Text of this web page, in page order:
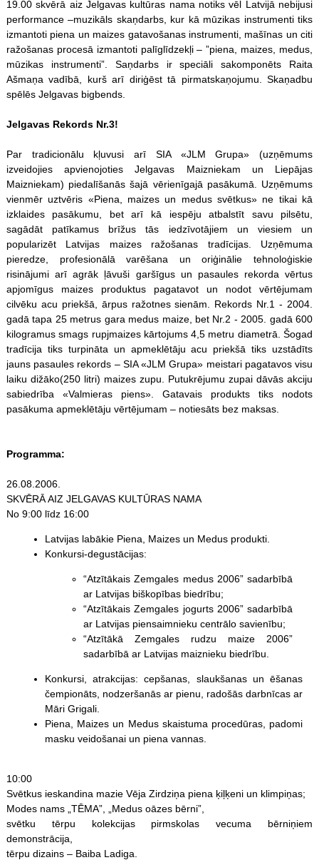
19.00 skvērā aiz Jelgavas kultūras nama notiks vēl Latvijā nebijusi
performance –muzikāls skaņdarbs, kur kā mūzikas instrumenti tiks
izmantoti piena un maizes gatavošanas instrumenti, mašīnas un citi
ražošanas procesā izmantoti palīglīdzekļi – ”piena, maizes, medus,
mūzikas instrumenti”. Saņdarbs ir speciāli sakomponēts Raita
Ašmaņa vadībā, kurš arī diriģēst tā pirmatskaņojumu. Skaņadbu
spēlēs Jelgavas bigbends.
Jelgavas Rekords Nr.3!
Par tradicionālu kļuvusi arī SIA «JLM Grupa» (uzņēmums
izveidojies apvienojoties Jelgavas Maizniekam un Liepājas
Maizniekam) piedalīšanās šajā vērienīgajā pasākumā. Uzņēmums
vienmēr uztvēris «Piena, maizes un medus svētkus» ne tikai kā
izklaides pasākumu, bet arī kā iespēju atbalstīt savu pilsētu,
sagādāt patīkamus brīžus tās iedzīvotājiem un viesiem un
popularizēt Latvijas maizes ražošanas tradīcijas. Uzņēmuma
pieredze, profesionālā varēšana un oriģinālie tehnoloģiskie
risinājumi arī agrāk ļāvuši garšīgus un pasaules rekorda vērtus
apjomīgus maizes produktus pagatavot un nodot vērtējumam
cilvēku acu priekšā, ārpus ražotnes sienām. Rekords Nr.1 - 2004.
gadā tapa 25 metrus gara medus maize, bet Nr.2 - 2005. gadā 600
kilogramus smags rupjmaizes kārtojums 4,5 metru diametrā. Šogad
tradīcija tiks turpināta un apmeklētāju acu priekšā tiks uzstādīts
jauns pasaules rekords – SIA «JLM Grupa» meistari pagatavos visu
laiku dižāko(250 litri) maizes zupu. Putukrējumu zupai dāvās akciju
sabiedrība «Valmieras piens». Gatavais produkts tiks nodots
pasākuma apmeklētāju vērtējumam – notiesāts bez maksas.
Programma:
26.08.2006.
SKVĒRĀ AIZ JELGAVAS KULTŪRAS NAMA
No 9:00 līdz 16:00
Latvijas labākie Piena, Maizes un Medus produkti.
Konkursi-degustācijas:
“Atzītākais Zemgales medus 2006” sadarbībā
ar Latvijas biškopības biedrību;
“Atzītākais Zemgales jogurts 2006” sadarbībā
ar Latvijas piensaimnieku centrālo savienību;
“Atzītākā Zemgales rudzu maize 2006”
sadarbībā ar Latvijas maiznieku biedrību.
Konkursi, atrakcijas: cepšanas, slaukšanas un ēšanas
čempionāts, nodzeršanās ar pienu, radošās darbnīcas ar
Māri Grigali.
Piena, Maizes un Medus skaistuma procedūras, padomi
masku veidošanai un piena vannas.
10:00
Svētkus ieskandina mazie Vēja Zirdziņa piena ķiļķeni un klimpiņas;
Modes nams „TĒMA”, „Medus oāzes bērni”,
svētku tērpu kolekcijas pirmskolas vecuma bērniņiem
demonstrācija,
tērpu dizains – Baiba Ladiga.